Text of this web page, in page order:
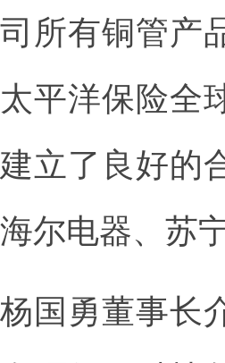
司所有铜管产
太平洋保险全
建立了良好的
海尔电器、苏
杨国勇董事长